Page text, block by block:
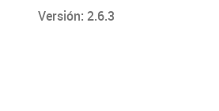
Versión: 2.6.3